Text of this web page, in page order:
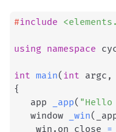
#include
using namespace
int main( int argc ,
{
   app
_app( "Hello
   window
_win(
   _win
. on_close =